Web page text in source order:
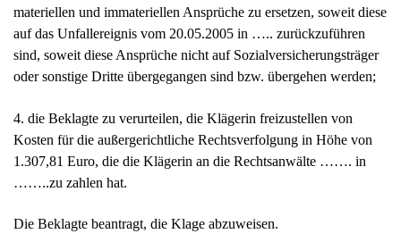
……..zu zahlen hat.
Die Beklagte beantragt, die Klage abzuweisen.
ausschließlich zu einem leichten Halswirbelsäulen-
Schleudertrauma geführt, das innerhalb weniger Wochen
ausgeheilt sei. Die weiteren Beschwerden der Klägerin, die mit
Nichtwissen bestritten würden, seien keine Unfallfolgen.
die befundeten allenfalls geringen Muskelhärten und